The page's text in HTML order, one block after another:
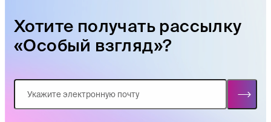
Хотите получать рассылку
«Особый взгляд»?